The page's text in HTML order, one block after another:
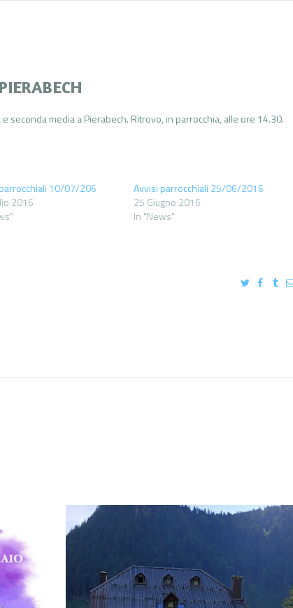
seconda media a Pierabech. Ritrovo, in parrocchia, alle ore 14.30.
10/07/206
2016
Avvisi parrocchiali 25/06/2016
25 Giugno 2016
In "News"